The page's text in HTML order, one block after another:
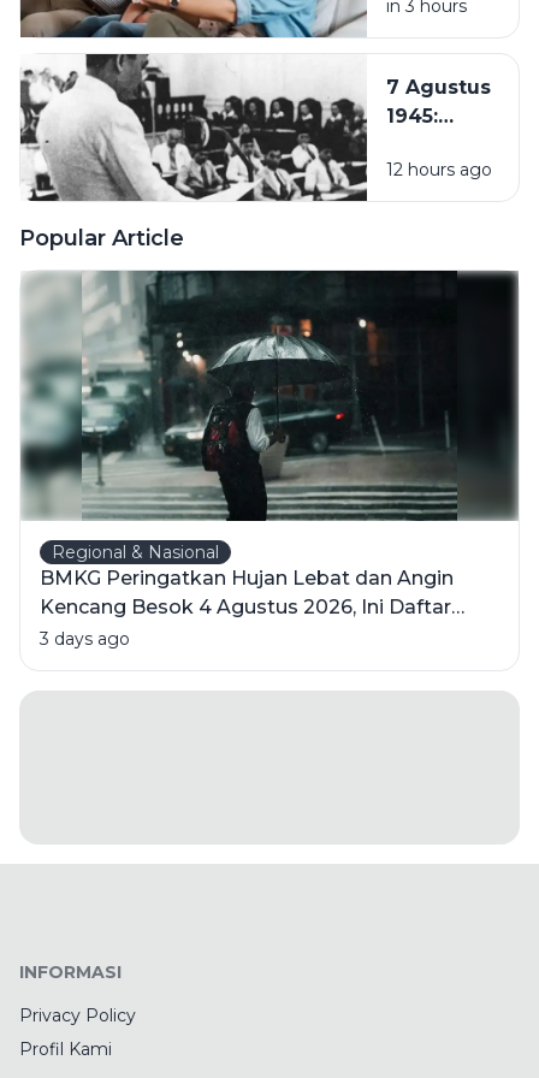
Tengah
Hustle
Pentingnya
Quality
Bersama
in 3 hours
7 Agustus
1945:
PPKI, Langkah
Penting
12 hours ago
Popular Article
Regional & Nasional
BMKG Peringatkan Hujan Lebat dan Angin
Kencang Besok 4 Agustus 2026, Ini Daftar
Wilayahnya
3 days ago
INFORMASI
Privacy Policy
Profil Kami